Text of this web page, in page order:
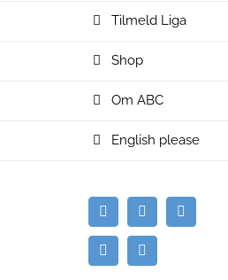
Tilmeld Liga
Shop
Om ABC
English please
E-
mail
FacebookInstagram
SpotifyYouTube